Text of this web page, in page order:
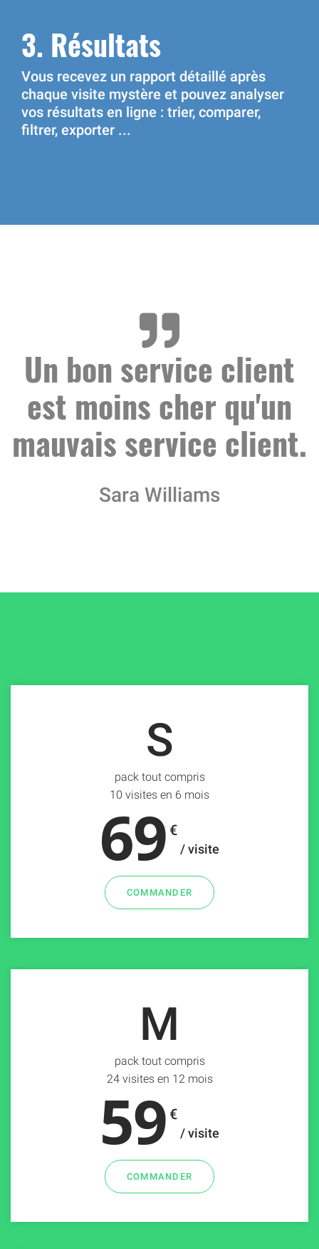
3. Résultats
Vous recevez un rapport détaillé après
chaque visite mystère et pouvez analyser
vos résultats en ligne : trier, comparer,
filtrer, exporter ...
Un bon service client
est moins cher qu'un
mauvais service client.
Sara Williams
S
pack tout compris
10 visites en 6 mois
69 €
/ visite
COMMANDER
M
pack tout compris
24 visites en 12 mois
59 €
/ visite
COMMANDER